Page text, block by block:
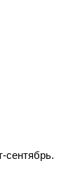
сентябрь.